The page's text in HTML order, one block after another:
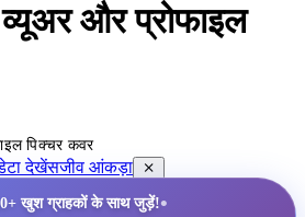
व्यूअर और प्रोफाइल
पिक्चर कवर
देखेंसजीव आंकड़ा
खुश ग्राहकों के साथ जुड़ें!•